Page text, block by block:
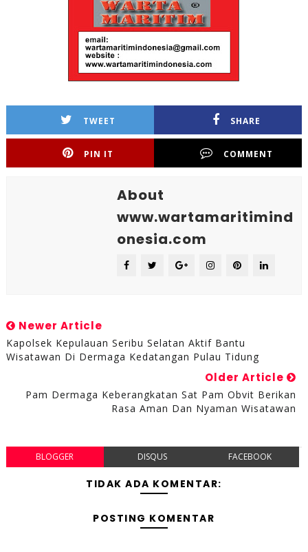
TWEET SHARE
PIN IT COMMENT
About
www.wartamaritimind
onesia.com
Newer Article
Kapolsek Kepulauan Seribu Selatan Aktif Bantu
Wisatawan Di Dermaga Kedatangan Pulau Tidung
Older Article
Pam Dermaga Keberangkatan Sat Pam Obvit Berikan
Rasa Aman Dan Nyaman Wisatawan
BLOGGER DISQUS FACEBOOK
TIDAK ADA KOMENTAR:
POSTING KOMENTAR